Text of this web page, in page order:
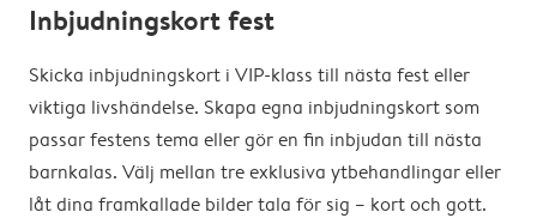
Inbjudningskort fest
Skicka inbjudningskort i VIP-klass till nästa fest eller
viktiga livshändelse. Skapa egna inbjudningskort som
passar festens tema eller gör en fin inbjudan till nästa
barnkalas. Välj mellan tre exklusiva ytbehandlingar eller
låt dina framkallade bilder tala för sig – kort och gott.